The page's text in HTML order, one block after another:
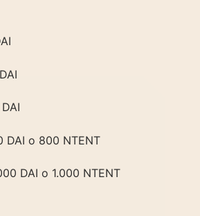
DAI o 800 NTENT
DAI o 1.000 NTENT